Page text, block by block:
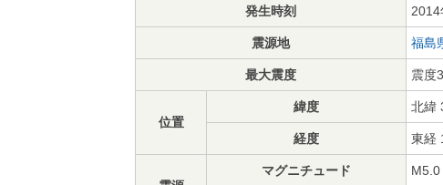
発生時刻
震源地 福島
最大震度 震度3
位置
緯度 北緯
経度 東経
マグニチュード M5.0